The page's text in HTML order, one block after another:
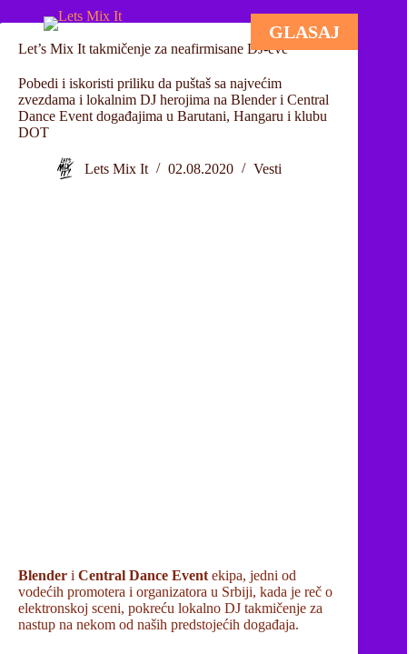
GLASAJ
Let’s Mix It takmičenje za neafirmisane DJ-eve
Pobedi i iskoristi priliku da puštaš sa najvećim
zvezdama i lokalnim DJ herojima na Blender i Central
Dance Event događajima u Barutani, Hangaru i klubu
DOT
Lets Mix It 02.08.2020 Vesti
Blender i Central Dance Event ekipa, jedni od
vodećih promotera i organizatora u Srbiji, kada je reč o
elektronskoj sceni, pokreću lokalno DJ takmičenje za
nastup na nekom od naših predstojećih događaja.